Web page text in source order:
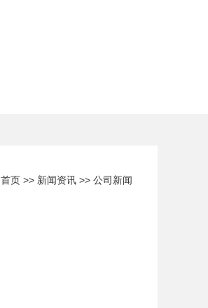
首页 >> 新闻资讯 >> 公司新闻